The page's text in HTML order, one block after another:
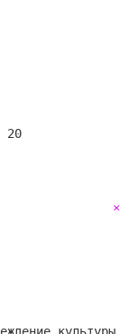
аналитики Яндекс
на обработку
на нашем
данных
данных):
×
20
культуры